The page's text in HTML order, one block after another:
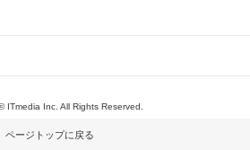
ITmedia Inc. All Rights Reserved.
ページトップに戻る